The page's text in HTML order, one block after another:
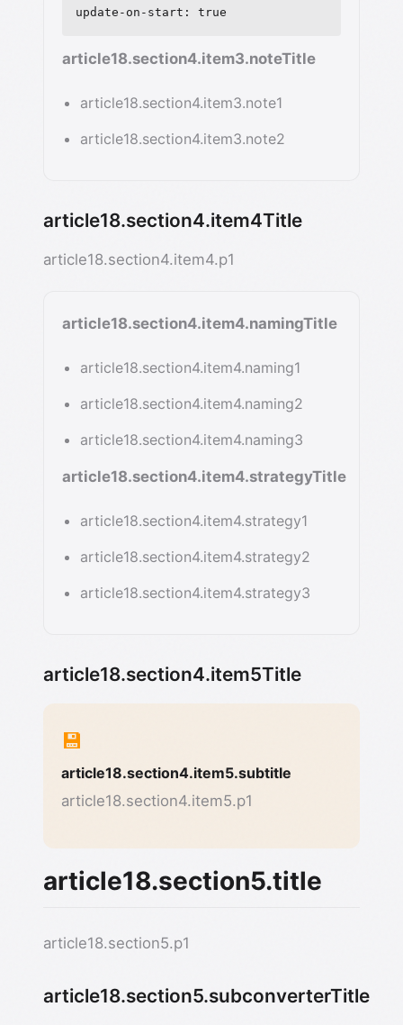
update-on-start: true
article18.section4.item3.noteTitle
article18.section4.item3.note1
article18.section4.item3.note2
article18.section4.item4Title
article18.section4.item4.p1
article18.section4.item4.namingTitle
article18.section4.item4.naming1
article18.section4.item4.naming2
article18.section4.item4.naming3
article18.section4.item4.strategyTitle
article18.section4.item4.strategy1
article18.section4.item4.strategy2
article18.section4.item4.strategy3
article18.section4.item5Title
💾
article18.section4.item5.subtitle
article18.section4.item5.p1
article18.section5.title
article18.section5.p1
article18.section5.subconverterTitle